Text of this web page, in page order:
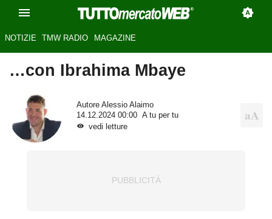
NOTIZIE TMW RADIO MAGAZINE
…con Ibrahima Mbaye
Autore Alessio Alaimo
14.12.2024 00:00
A tu per tu
vedi letture